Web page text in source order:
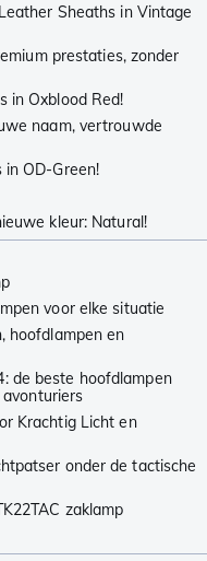
Sheaths in Vintage
prestaties, zonder
in Oxblood Red!
naam, vertrouwde
OD-Green!
kleur: Natural!
voor elke situatie
hoofdlampen en
de beste hoofdlampen
Krachtig Licht en
onder de tactische
zaklamp